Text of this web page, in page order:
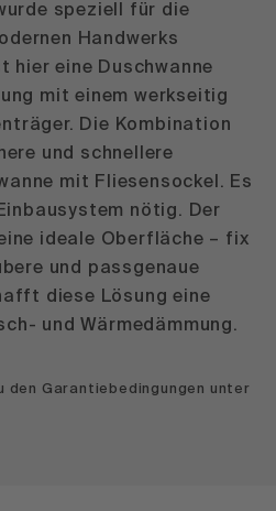
speziell für die
Handwerks
hier eine Duschwanne
mit einem werkseitig
Die Kombination
und schnellere
mit Fliesensockel. Es
nötig. Der
ideale Oberfläche – fix
und passgenaue
diese Lösung eine
und Wärmedämmung.
den Garantiebedingungen unter